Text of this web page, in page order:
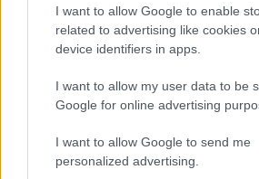
I want to allow Google to enable
related to advertising like cookies
device identifiers in apps.
I want to allow my user data to be
Google for online advertising
I want to allow Google to send me
personalized advertising.